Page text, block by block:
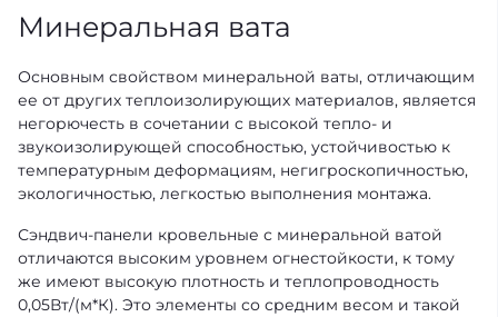
Минеральная вата
Основным свойством минеральной ваты, отличающим
ее от других теплоизолирующих материалов, является
негорючесть в сочетании с высокой тепло- и
звукоизолирующей способностью, устойчивостью к
температурным деформациям, негигроскопичностью,
экологичностью, легкостью выполнения монтажа.
Сэндвич-панели кровельные с минеральной ватой
отличаются высоким уровнем огнестойкости, к тому
же имеют высокую плотность и теплопроводность
0,05Вт/(м*К). Это элементы со средним весом и такой